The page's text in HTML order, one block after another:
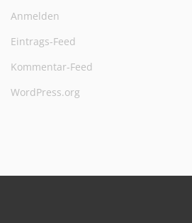
Anmelden
Eintrags-Feed
Kommentar-Feed
WordPress.org